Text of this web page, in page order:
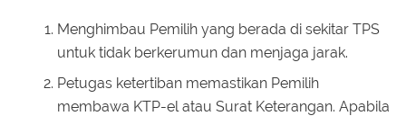
Menghimbau Pemilih yang berada di sekitar TPS
untuk tidak berkerumun dan menjaga jarak.
Petugas ketertiban memastikan Pemilih
membawa KTP-el atau Surat Keterangan. Apabila